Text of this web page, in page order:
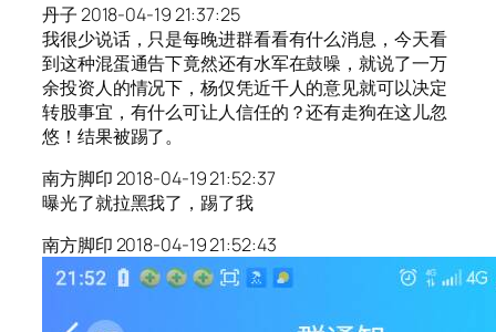
丹子 2018-04-19 21:37:25
我很少说话，只是每晚进群看看有什么消息，今天看
到这种混蛋通告下竟然还有水军在鼓噪，就说了一万
余投资人的情况下，杨仅凭近千人的意见就可以决定
转股事宜，有什么可让人信任的？还有走狗在这儿忽
悠！结果被踢了。
南方脚印 2018-04-19 21:52:37
曝光了就拉黑我了，踢了我
南方脚印 2018-04-19 21:52:43